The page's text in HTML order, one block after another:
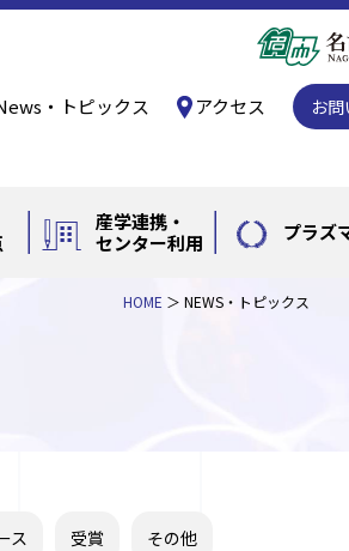
・トピックス アクセス お
産学連携・
センター利用
プラズ
HOME NEWS・トピックス
ス 受賞 その他